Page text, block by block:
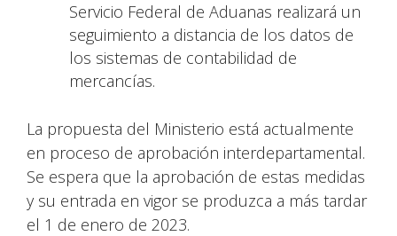
Servicio Federal de Aduanas realizará un
seguimiento a distancia de los datos de
los sistemas de contabilidad de
mercancías.
La propuesta del Ministerio está actualmente
en proceso de aprobación interdepartamental.
Se espera que la aprobación de estas medidas
y su entrada en vigor se produzca a más tardar
el 1 de enero de 2023.